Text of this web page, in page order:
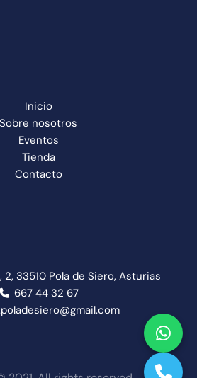
Inicio
Sobre nosotros
Eventos
Tienda
Contacto
2, 33510 Pola de Siero, Asturias
667 44 32 67